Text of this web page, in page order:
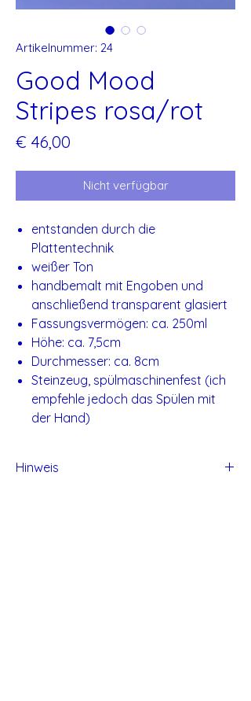
Artikelnummer: 24
Good Mood
Stripes rosa/rot
€ 46,00
Nicht verfügbar
entstanden durch die
Plattentechnik
weißer Ton
handbemalt mit Engoben und
anschließend transparent glasiert
Fassungsvermögen: ca. 250ml
Höhe: ca. 7,5cm
Durchmesser: ca. 8cm
Steinzeug, spülmaschinenfest (ich
empfehle jedoch das Spülen mit
der Hand)
Hinweis